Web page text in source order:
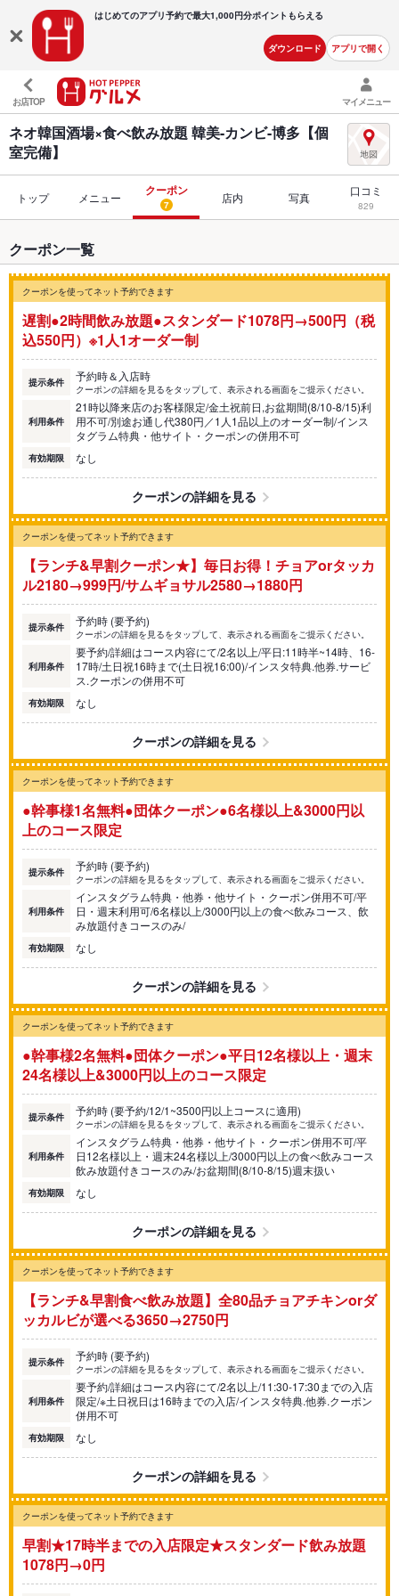
はじめてのアプリ予約で最大1,000円分ポイントもらえる
ダウンロード アプリで開く
お店TOP マイメニュー
ネオ韓国酒場×食べ飲み放題 韓美-カンビ-博多【個
室完備】
トップ メニュー クーポン
7 店内 写真 口コミ
829
クーポン一覧
クーポンを使ってネット予約できます
遅割●2時間飲み放題●スタンダード1078円→500円（税
込550円）※1人1オーダー制
提示条件 予約時＆入店時
クーポンの詳細を見るをタップして、表示される画面をご提示ください。
利用条件
21時以降来店のお客様限定/金土祝前日,お盆期間(8/10-8/15)利
用不可/別途お通し代380円／1人1品以上のオーダー制/インス
タグラム特典・他サイト・クーポンの併用不可
有効期限 なし
クーポンの詳細を見る
クーポンを使ってネット予約できます
【ランチ&早割クーポン★】毎日お得！チョアorタッカ
ル2180→999円/サムギョサル2580→1880円
提示条件 予約時 (要予約)
クーポンの詳細を見るをタップして、表示される画面をご提示ください。
利用条件
要予約/詳細はコース内容にて/2名以上/平日:11時半~14時、16-
17時/土日祝16時まで(土日祝16:00)/インスタ特典.他券.サービ
ス.クーポンの併用不可
有効期限 なし
クーポンの詳細を見る
クーポンを使ってネット予約できます
●幹事様1名無料●団体クーポン●6名様以上&3000円以
上のコース限定
提示条件 予約時 (要予約)
クーポンの詳細を見るをタップして、表示される画面をご提示ください。
利用条件
インスタグラム特典・他券・他サイト・クーポン併用不可/平
日・週末利用可/6名様以上/3000円以上の食べ飲みコース、飲
み放題付きコースのみ/
有効期限 なし
クーポンの詳細を見る
クーポンを使ってネット予約できます
●幹事様2名無料●団体クーポン●平日12名様以上・週末
24名様以上&3000円以上のコース限定
提示条件 予約時 (要予約/12/1~3500円以上コースに適用)
クーポンの詳細を見るをタップして、表示される画面をご提示ください。
利用条件
インスタグラム特典・他券・他サイト・クーポン併用不可/平
日12名様以上・週末24名様以上/3000円以上の食べ飲みコース
飲み放題付きコースのみ/お盆期間(8/10-8/15)週末扱い
有効期限 なし
クーポンの詳細を見る
クーポンを使ってネット予約できます
【ランチ&早割食べ飲み放題】全80品チョアチキンorダ
ッカルビが選べる3650→2750円
提示条件 予約時 (要予約)
クーポンの詳細を見るをタップして、表示される画面をご提示ください。
利用条件
要予約/詳細はコース内容にて/2名以上/11:30-17:30までの入店
限定/※土日祝日は16時までの入店/インスタ特典.他券.クーポン
併用不可
有効期限 なし
クーポンの詳細を見る
クーポンを使ってネット予約できます
早割★17時半までの入店限定★スタンダード飲み放題
1078円→0円